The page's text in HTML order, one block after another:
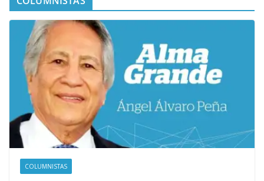
COLUMNISTAS